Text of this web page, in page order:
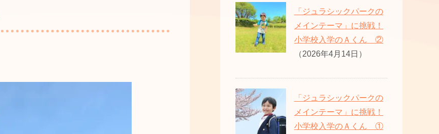
「ジュラシックパークの
メインテーマ」に挑戦！
小学校入学のＡくん ②
（2026年4月14日）
「ジュラシックパークの
メインテーマ」に挑戦！
小学校入学のＡくん ①